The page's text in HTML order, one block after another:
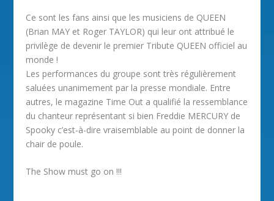
Ce sont les fans ainsi que les musiciens de QUEEN
(Brian MAY et Roger TAYLOR) qui leur ont attribué le
privilège de devenir le premier Tribute QUEEN officiel au
monde !
Les performances du groupe sont très régulièrement
saluées unanimement par la presse mondiale. Entre
autres, le magazine Time Out a qualifié la ressemblance
du chanteur représentant si bien Freddie MERCURY de
Spooky c’est-à-dire vraisemblable au point de donner la
chair de poule.
The Show must go on !!!